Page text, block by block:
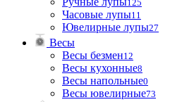
125
Часовые лупы11
Ювелирные лупы27
Весы
Весы безмен12
Весы кухонные8
Весы напольные0
Весы ювелирные73